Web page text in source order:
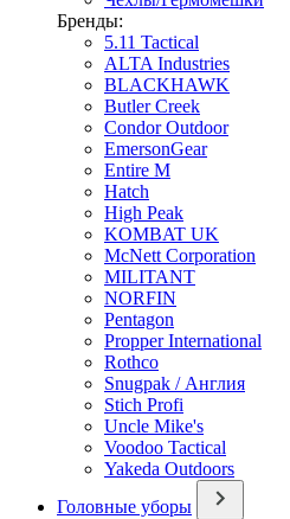
Бренды:
5.11 Tactical
ALTA Industries
BLACKHAWK
Butler Creek
Condor Outdoor
EmersonGear
Entire M
Hatch
High Peak
KOMBAT UK
McNett Corporation
MILITANT
NORFIN
Pentagon
Propper International
Rothco
Snugpak / Англия
Stich Profi
Uncle Mike's
Voodoo Tactical
Yakeda Outdoors
Головные уборы